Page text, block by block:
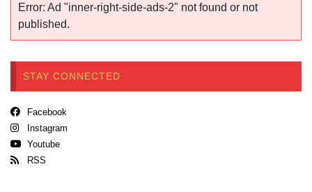
Error: Ad "inner-right-side-ads-2" not found or not
published.
STAY CONNECTED
Facebook
Instagram
Youtube
RSS